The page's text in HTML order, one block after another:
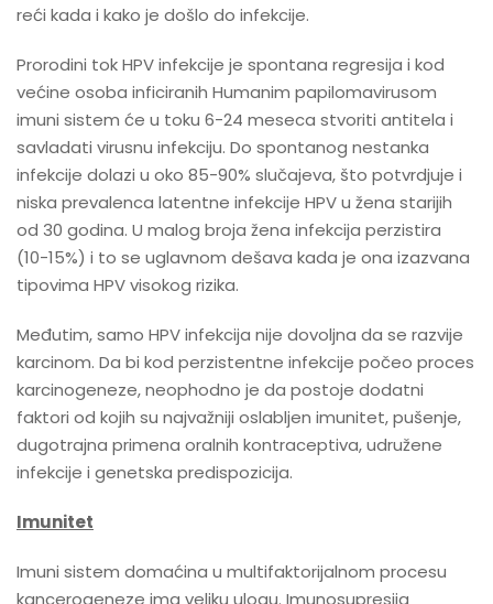
reći kada i kako je došlo do infekcije.
Prorodini tok HPV infekcije je spontana regresija i kod
većine osoba inficiranih Humanim papilomavirusom
imuni sistem će u toku 6-24 meseca stvoriti antitela i
savladati virusnu infekciju. Do spontanog nestanka
infekcije dolazi u oko 85-90% slučajeva, što potvrdjuje i
niska prevalenca latentne infekcije HPV u žena starijih
od 30 godina. U malog broja žena infekcija perzistira
(10-15%) i to se uglavnom dešava kada je ona izazvana
tipovima HPV visokog rizika.
Međutim, samo HPV infekcija nije dovoljna da se razvije
karcinom. Da bi kod perzistentne infekcije počeo proces
karcinogeneze, neophodno je da postoje dodatni
faktori od kojih su najvažniji oslabljen imunitet, pušenje,
dugotrajna primena oralnih kontraceptiva, udružene
infekcije i genetska predispozicija.
Imunitet
Imuni sistem domaćina u multifaktorijalnom procesu
kancerogeneze ima veliku ulogu. Imunosupresija